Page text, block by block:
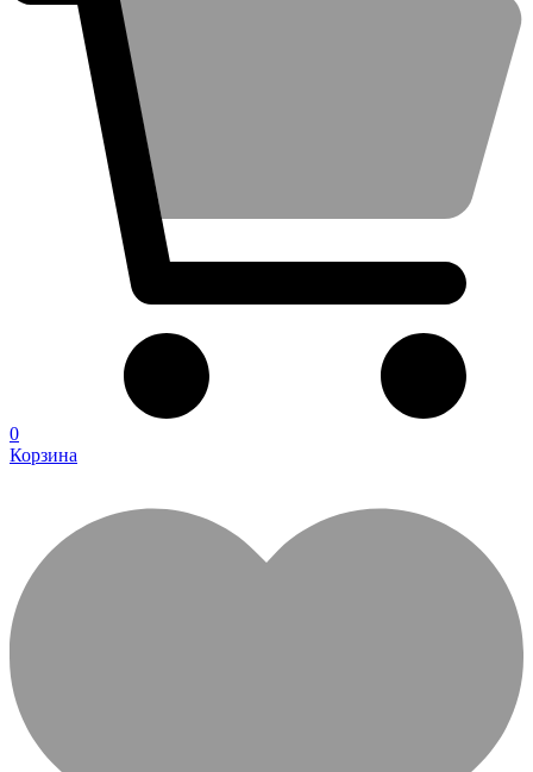
0
Корзина